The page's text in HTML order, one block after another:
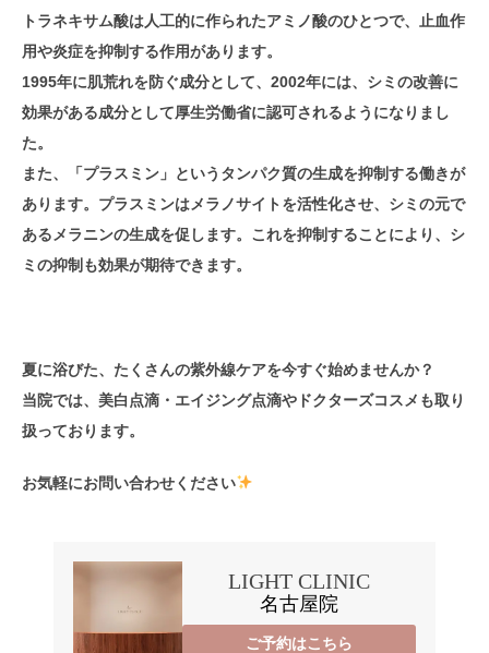
トラネキサム酸は人工的に作られたアミノ酸のひとつで、止血作
用や炎症を抑制する作用があります。
1995年に肌荒れを防ぐ成分として、2002年には、シミの改善に
効果がある成分として厚生労働省に認可されるようになりまし
た。
また、「プラスミン」というタンパク質の生成を抑制する働きが
あります。プラスミンはメラノサイトを活性化させ、シミの元で
あるメラニンの生成を促します。これを抑制することにより、シ
ミの抑制も効果が期待できます。
夏に浴びた、たくさんの紫外線ケアを今すぐ始めませんか？
当院では、美白点滴・エイジング点滴やドクターズコスメも取り
扱っております。
お気軽にお問い合わせください
LIGHT CLINIC
名古屋院
ご予約はこちら